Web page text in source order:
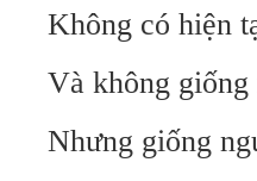
Không có hiện
Và không giống
Nhưng giống